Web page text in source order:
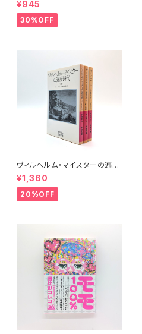
¥945
30%OFF
ヴィルヘルム・マイスターの遍歴
時代 (上)(中)(下)（岩波文庫）
¥1,360
20%OFF